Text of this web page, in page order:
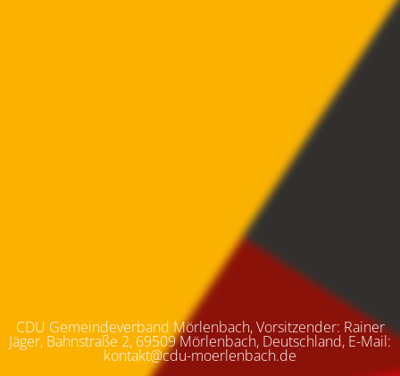
CDU Gemeindeverband Mörlenbach, Vorsitzender: Rainer
Jäger, Bahnstraße 2, 69509 Mörlenbach, Deutschland, E-Mail:
kontakt@cdu-moerlenbach.de